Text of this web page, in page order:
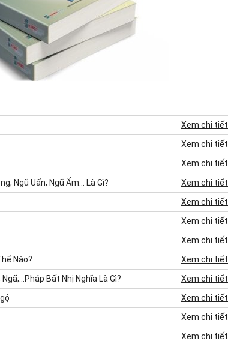
Xem chi tiết
Xem chi tiết
Xem chi tiết
Ngũ Uẩn; Ngũ Ấm... Là Gì?
Xem chi tiết
Xem chi tiết
Xem chi tiết
Xem chi tiết
Nào?
Xem chi tiết
Bất Nhị Nghĩa Là Gì?
Xem chi tiết
Xem chi tiết
Xem chi tiết
Xem chi tiết